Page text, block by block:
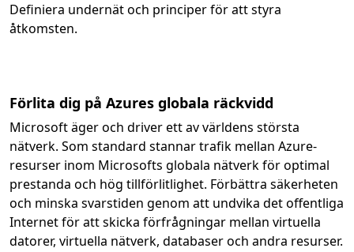
Definiera undernät och principer för att styra
åtkomsten.
Förlita dig på Azures globala räckvidd
Microsoft äger och driver ett av världens största
nätverk. Som standard stannar trafik mellan Azure-
resurser inom Microsofts globala nätverk för optimal
prestanda och hög tillförlitlighet. Förbättra säkerheten
och minska svarstiden genom att undvika det offentliga
Internet för att skicka förfrågningar mellan virtuella
datorer, virtuella nätverk, databaser och andra resurser.